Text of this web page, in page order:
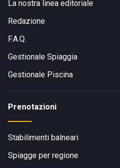
La nostra linea editoriale
Redazione
F.A.Q.
Gestionale Spiaggia
Gestionale Piscina
Prenotazioni
Stabilimenti balneari
Spiagge per regione